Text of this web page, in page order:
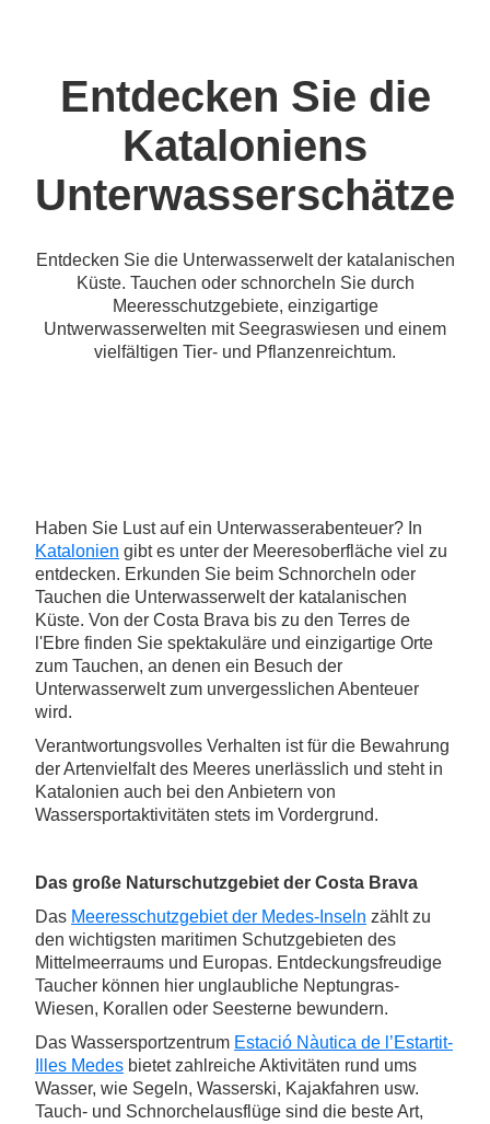
Entdecken Sie die
Kataloniens
Unterwasserschätze
Entdecken Sie die Unterwasserwelt der katalanischen
Küste. Tauchen oder schnorcheln Sie durch
Meeresschutzgebiete, einzigartige
Untwerwasserwelten mit Seegraswiesen und einem
vielfältigen Tier- und Pflanzenreichtum.
Haben Sie Lust auf ein Unterwasserabenteuer? In
Katalonien gibt es unter der Meeresoberfläche viel zu
entdecken. Erkunden Sie beim Schnorcheln oder
Tauchen die Unterwasserwelt der katalanischen
Küste. Von der Costa Brava bis zu den Terres de
l'Ebre finden Sie spektakuläre und einzigartige Orte
zum Tauchen, an denen ein Besuch der
Unterwasserwelt zum unvergesslichen Abenteuer
wird.
Verantwortungsvolles Verhalten ist für die Bewahrung
der Artenvielfalt des Meeres unerlässlich und steht in
Katalonien auch bei den Anbietern von
Wassersportaktivitäten stets im Vordergrund.
Das große Naturschutzgebiet der Costa Brava
Das Meeresschutzgebiet der Medes-Inseln zählt zu
den wichtigsten maritimen Schutzgebieten des
Mittelmeerraums und Europas. Entdeckungsfreudige
Taucher können hier unglaubliche Neptungras-
Wiesen, Korallen oder Seesterne bewundern.
Das Wassersportzentrum Estació Nàutica de l’Estartit-
Illes Medes bietet zahlreiche Aktivitäten rund ums
Wasser, wie Segeln, Wasserski, Kajakfahren usw.
Tauch- und Schnorchelausflüge sind die beste Art,